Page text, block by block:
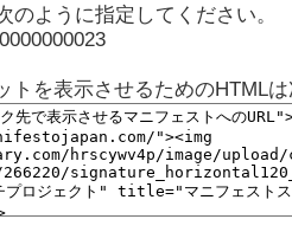
のように指定してください。
を表示させるためのHTMLは